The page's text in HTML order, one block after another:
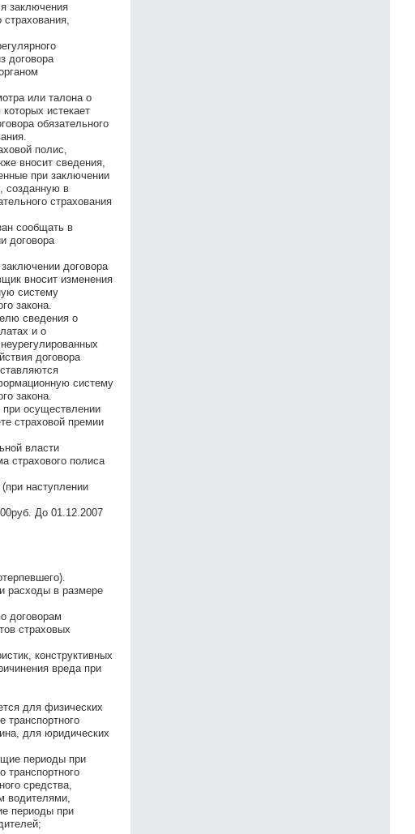
заключения
договора
или талона о
истекает
обязательного
полис,
вносит сведения,
при заключении
созданную в
страхования
сообщать в
договора
договора
вносит изменения
систему
закона.
сведения о
и о
договора
систему
закона.
при осуществлении
страховой премии
власти
страхового полиса
наступлении
До 01.12.2007
расходы в размере
договорам
страховых
конструктивных
вреда при
для физических
транспортного
для юридических
периоды при
транспортного
средства,
водителями,
периоды при